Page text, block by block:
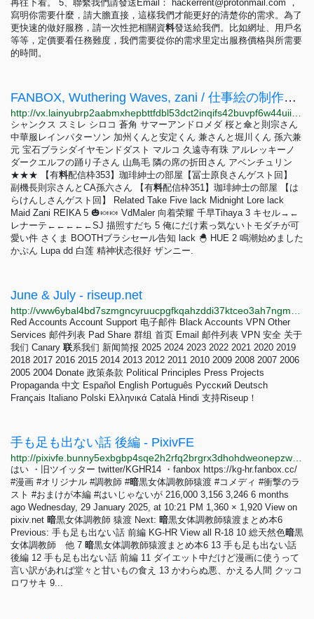
再往下看。 5、聯繫我們請發送Email： hackerrent@protonmail.com ，
寫明你需要什麼，請大膽直接，這樣我們才能更好的清楚你的需求。為了
更快速的做好服務，請一次性把相關資料發送給我們。比如網址、用戶名
等等，定價要看任務難度，我們需要從你的需求里定出服務價格與所需要
的時間。
FANBOX, Wuthering Waves, zani / 仕事絵の制作工程が学べるイラストPSDファイルプレゼント | vx.laincorp.tech
シャンクス スミレ シロコ 蒼角 サマーアンドロメダ 桜と傘と則宗さん
中華服レインパターソン 加州くんと安定くん 兼さんと堀川くん 孫六兼
元 宝石ブラシダイヤモンドダスト マルコ 久遠寺有珠 アルレッキーノ
ダークエルフの踊り子さん 山鳥毛 隣の席の折田さん アベンチュリン
★★★ 【有料配信枠353】珈琲紳士の部屋【冨士原良さんゲスト回】
副機長則宗さんとCA孫六さん 【有料配信枠351】珈琲紳士の部屋 【は
らけんしさんゲスト回】 Related Take Five lack Midnight Lore lack
Maid Zani REIKA 5 🎃🍬🍬 VdMaler 向着荣耀 千早Tihaya 3 キセル→←
レナーテ←←←←←SJ 描照すだち 5 俺にだけ素っ気ないトモダチが可
愛い件 さくま BOOTHブラシセール告知 lack 🐣 HUE 2 鳴潮始めました
かぷん Lupa dd 白莲 精神状态很好 ザンニー.
June & July - riseup.net
Red Accounts Account Support 电子邮件 Black Accounts VPN Other
Services 邮件列表 Pad Share 群组 首页 Email 邮件列表 VPN 安全 关于
我们 Canary 联系我们 新闻简报 2025 2024 2023 2022 2021 2020 2019
2018 2017 2016 2015 2014 2013 2012 2011 2010 2009 2008 2007 2006
2005 2004 Donate 政策条款 Political Principles Press Projects
Propaganda 中文 Español English Português Pyccĸий Deutsch
Français Italiano Polski Ελληνικά Català Hindi 支持Riseup！
手も足も出ない話 後編 - PixivFE
はい ・旧ツイッター twitter/KGHR14 ・fanbox https://kg-hr.fanbox.cc/
#漫画 #オリジナル #調教師 #暗黒女体調教師猿渡 #コメディ #衝撃のラ
スト #おまけが本編 #はいじゃないが 216,000 3,156 3,246 6 months
ago Wednesday, 29 January 2025, at 10:21 PM 1,360 × 1,920 View on
pixiv.net 暗黒女体調教師 猿渡 Next: 暗黒女体調教師猿渡まとめ本6
Previous: 手も足も出ない話 前編 KG-HR View all R-18 10 総天然色暗黒
女体調教師 他 7 暗黒女体調教師猿渡まとめ本6 13 手も足も出ない話
後編 12 手も足も出ない話 前編 11 ダイエット中だけど漫画に使うって
言い訳があれば堂々と甘いもの食え 13 かわらぬ悪、かえる人間 クッコ
ロワサキ 9...